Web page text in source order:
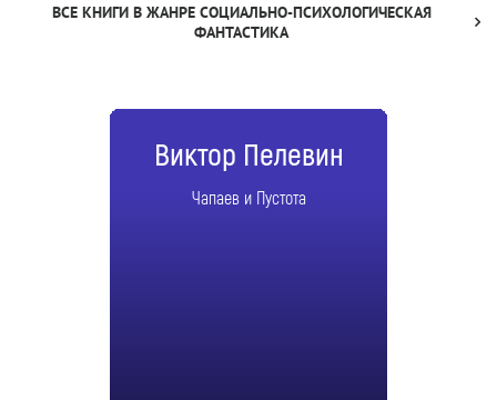
ВСЕ КНИГИ В ЖАНРЕ СОЦИАЛЬНО-ПСИХОЛОГИЧЕСКАЯ
ФАНТАСТИКА
Виктор Пелевин
Чапаев и Пустота